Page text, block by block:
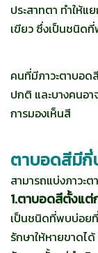
ประสาทตา ทำให้แ
เขียว ซึ่งเป็นชนิด
คนที่มีภาวะตาบอด
ปกติ และบางคนอ
การมองเห็นสี
ตาบอดสีมีกี่
สามารถแบ่งภาวะ
1.ตาบอดสีตั้งแต่
เป็นชนิดที่พบบ่อยที่
รักษาให้หายขาดไ